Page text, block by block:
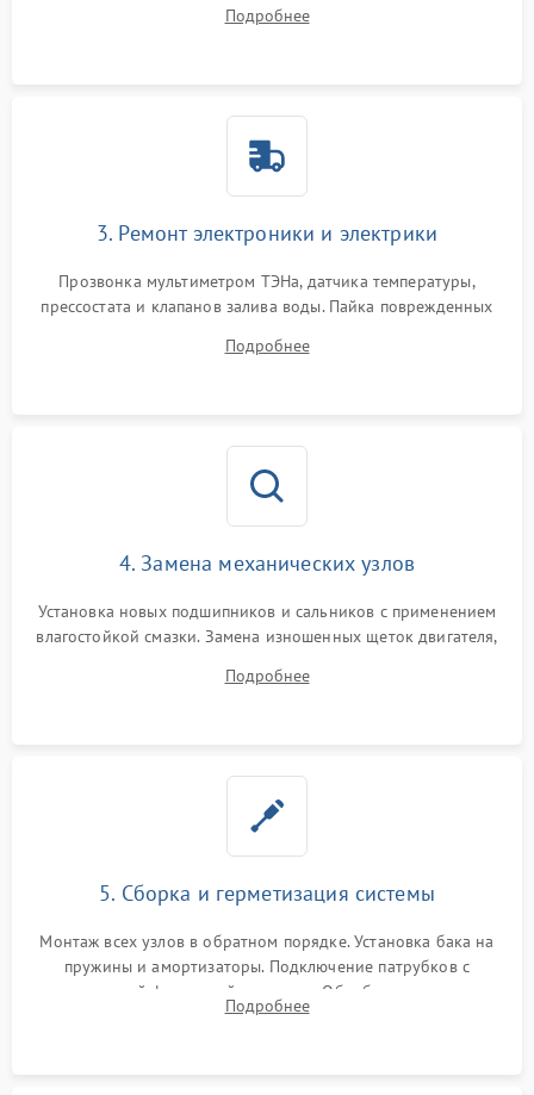
крестовины на износ, а манжеты люка на разрывы.
Подробнее
3. Ремонт электроники и электрики
Прозвонка мультиметром ТЭНа, датчика температуры,
прессостата и клапанов залива воды. Пайка поврежденных
Восстановление целостности проводки и контактов.
Подробнее
4. Замена механических узлов
Установка новых подшипников и сальников с применением
влагостойкой смазки. Замена изношенных щеток двигателя,
или поврежденной резиновой манжеты.
Подробнее
5. Сборка и герметизация системы
Монтаж всех узлов в обратном порядке. Установка бака на
пружины и амортизаторы. Подключение патрубков с
надежной фиксацией хомутами. Обработка стыков
герметиком для предотвращения возможных протечек воды.
Подробнее